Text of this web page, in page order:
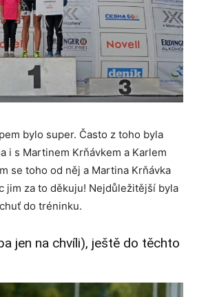
bylo super. Často z toho byla
i s Martinem Krňávkem a Karlem
se toho od něj a Martina Krňávka
jim za to děkuju! Nejdůležitější byla
do tréninku.
jen na chvíli), ještě do těchto